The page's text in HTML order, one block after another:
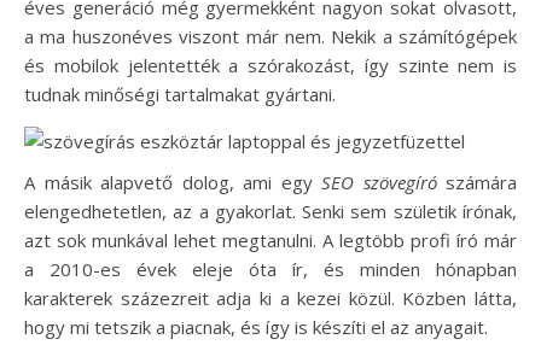
éves generáció még gyermekként nagyon sokat olvasott,
a ma huszonéves viszont már nem. Nekik a számítógépek
és mobilok jelentették a szórakozást, így szinte nem is
tudnak minőségi tartalmakat gyártani.
A másik alapvető dolog, ami egy SEO szövegíró számára
elengedhetetlen, az a gyakorlat. Senki sem születik írónak,
azt sok munkával lehet megtanulni. A legtöbb profi író már
a 2010-es évek eleje óta ír, és minden hónapban
karakterek százezreit adja ki a kezei közül. Közben látta,
hogy mi tetszik a piacnak, és így is készíti el az anyagait.